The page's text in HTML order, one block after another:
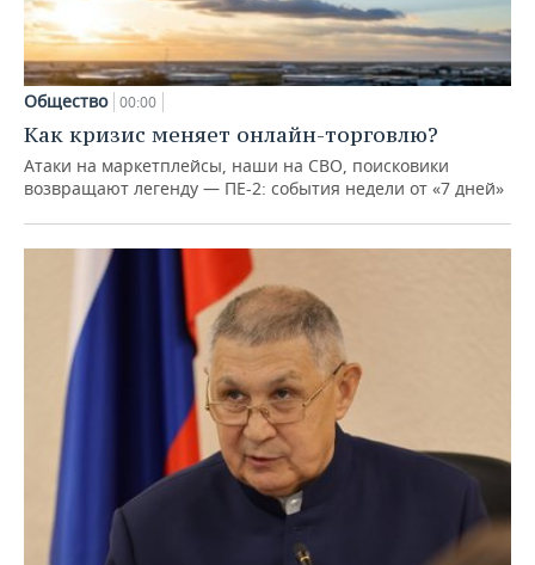
Общество 00:00
Как кризис меняет онлайн-торговлю?
Атаки на маркетплейсы, наши на СВО, поисковики
возвращают легенду — ПЕ-2: события недели от «7 дней»